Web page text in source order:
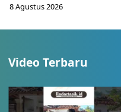
8 Agustus 2026
Video Terbaru